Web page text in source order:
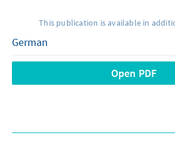
This publication is available in
Open PDF